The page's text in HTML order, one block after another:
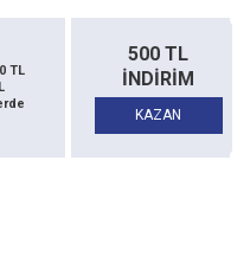
Alt Limit
İndirim: